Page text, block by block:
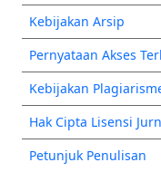
Kebijakan Arsip
Pernyataan Akses
Kebijakan
Hak Cipta Lisensi
Petunjuk Penulisan